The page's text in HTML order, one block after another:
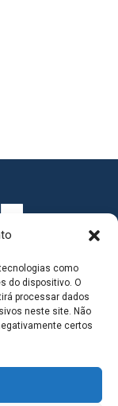
como
do dispositivo. O
processar dados
neste site. Não
certos